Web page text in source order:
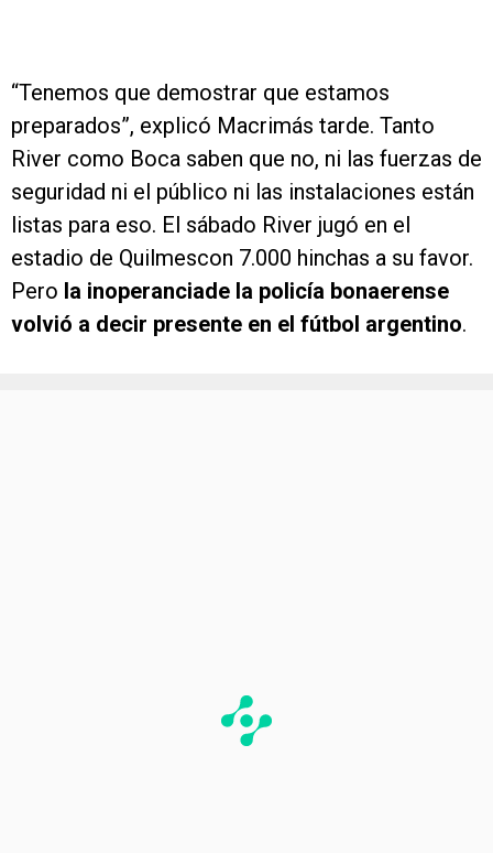
“Tenemos que demostrar que estamos
preparados”, explicó Macrimás tarde. Tanto
River como Boca saben que no, ni las fuerzas de
seguridad ni el público ni las instalaciones están
listas para eso. El sábado River jugó en el
estadio de Quilmescon 7.000 hinchas a su favor.
Pero la inoperanciade la policía bonaerense
volvió a decir presente en el fútbol argentino.